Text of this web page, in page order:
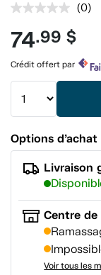
Lien
vers
(0)
74.99 $
Crédit offert par
Options d’achat
Livraison
Centre
Voir tous les